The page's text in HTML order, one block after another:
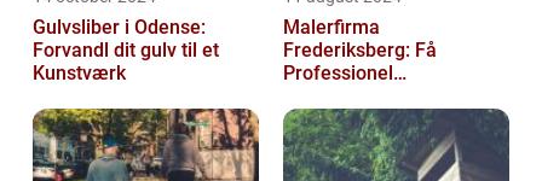
Gulvsliber i Odense:
Forvandl dit gulv til et
Kunstværk
Malerfirma
Frederiksberg: Få
Professionel
eller virksomhed